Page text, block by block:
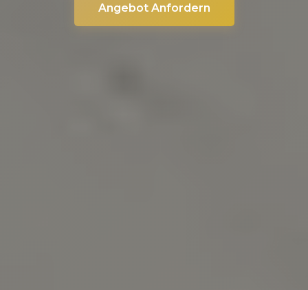
Angebot Anfordern